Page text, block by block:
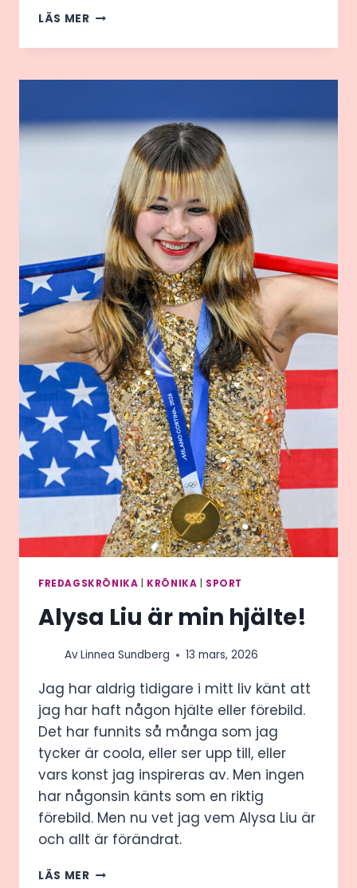
LÄS MERSVENSKARNA
I
VAD
NU?
FREDAGSKRÖNIKA KRÖNIKA SPORT
Alysa Liu är min hjälte!
AvLinnea Sundberg 13 mars, 2026
Jag har aldrig tidigare i mitt liv känt att
jag har haft någon hjälte eller förebild.
Det har funnits så många som jag
tycker är coola, eller ser upp till, eller
vars konst jag inspireras av. Men ingen
har någonsin känts som en riktig
förebild. Men nu vet jag vem Alysa Liu är
och allt är förändrat.
LÄS MERALYSA